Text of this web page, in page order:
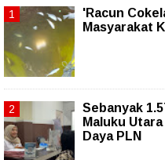
'Racun
Masyarakat
Sebanyak
Maluku
Daya PLN